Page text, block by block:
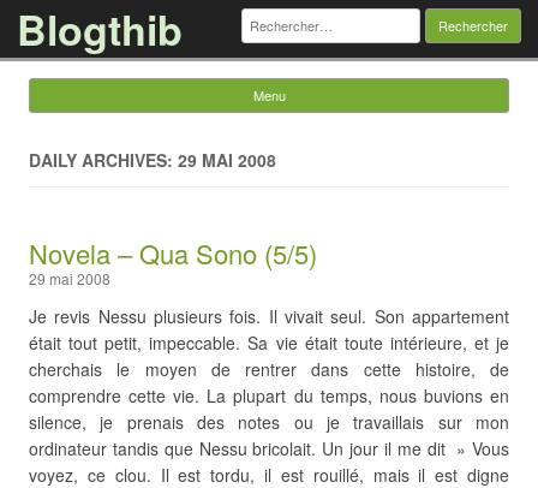
Blogthib Rechercher :
Menu
DAILY ARCHIVES: 29 MAI 2008
Novela – Qua Sono (5/5)
29 mai 2008
Je revis Nessu plusieurs fois. Il vivait seul. Son appartement
était tout petit, impeccable. Sa vie était toute intérieure, et je
cherchais le moyen de rentrer dans cette histoire, de
comprendre cette vie. La plupart du temps, nous buvions en
silence, je prenais des notes ou je travaillais sur mon
ordinateur tandis que Nessu bricolait. Un jour il me dit » Vous
voyez, ce clou. Il est tordu, il est rouillé, mais il est digne